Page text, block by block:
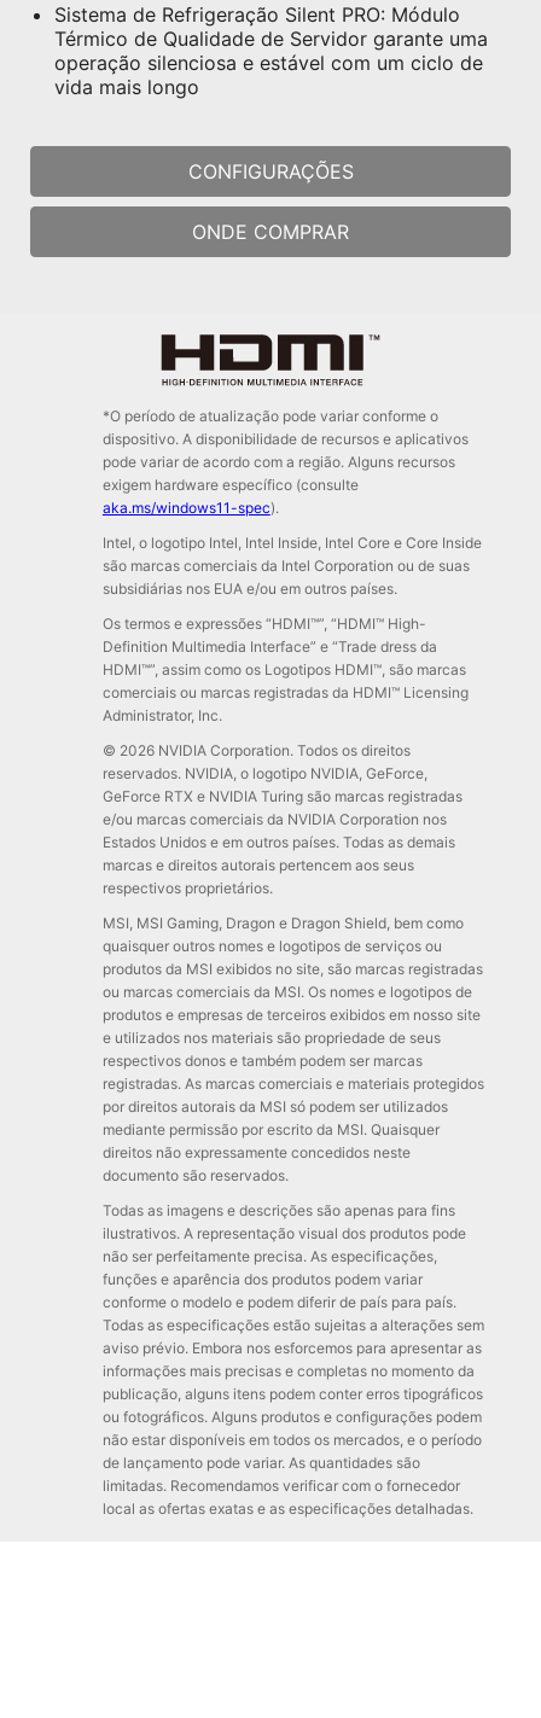
Sistema de Refrigeração Silent PRO: Módulo
Térmico de Qualidade de Servidor garante uma
operação silenciosa e estável com um ciclo de
vida mais longo
CONFIGURAÇÕES
ONDE COMPRAR
*O período de atualização pode variar conforme o
dispositivo. A disponibilidade de recursos e aplicativos
pode variar de acordo com a região. Alguns recursos
exigem hardware específico (consulte
aka.ms/windows11-spec).
Intel, o logotipo Intel, Intel Inside, Intel Core e Core Inside
são marcas comerciais da Intel Corporation ou de suas
subsidiárias nos EUA e/ou em outros países.
Os termos e expressões “HDMI™”, “HDMI™ High-
Definition Multimedia Interface” e “Trade dress da
HDMI™”, assim como os Logotipos HDMI™, são marcas
comerciais ou marcas registradas da HDMI™ Licensing
Administrator, Inc.
© 2026 NVIDIA Corporation. Todos os direitos
reservados. NVIDIA, o logotipo NVIDIA, GeForce,
GeForce RTX e NVIDIA Turing são marcas registradas
e/ou marcas comerciais da NVIDIA Corporation nos
Estados Unidos e em outros países. Todas as demais
marcas e direitos autorais pertencem aos seus
respectivos proprietários.
MSI, MSI Gaming, Dragon e Dragon Shield, bem como
quaisquer outros nomes e logotipos de serviços ou
produtos da MSI exibidos no site, são marcas registradas
ou marcas comerciais da MSI. Os nomes e logotipos de
produtos e empresas de terceiros exibidos em nosso site
e utilizados nos materiais são propriedade de seus
respectivos donos e também podem ser marcas
registradas. As marcas comerciais e materiais protegidos
por direitos autorais da MSI só podem ser utilizados
mediante permissão por escrito da MSI. Quaisquer
direitos não expressamente concedidos neste
documento são reservados.
Todas as imagens e descrições são apenas para fins
ilustrativos. A representação visual dos produtos pode
não ser perfeitamente precisa. As especificações,
funções e aparência dos produtos podem variar
conforme o modelo e podem diferir de país para país.
Todas as especificações estão sujeitas a alterações sem
aviso prévio. Embora nos esforcemos para apresentar as
informações mais precisas e completas no momento da
publicação, alguns itens podem conter erros tipográficos
ou fotográficos. Alguns produtos e configurações podem
não estar disponíveis em todos os mercados, e o período
de lançamento pode variar. As quantidades são
limitadas. Recomendamos verificar com o fornecedor
local as ofertas exatas e as especificações detalhadas.